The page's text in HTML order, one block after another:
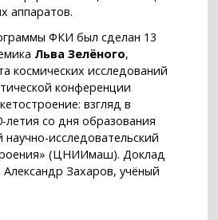
аппаратов.
ФКИ был сделан 13
Льва Зелёного,
космических исследований
конференции
взгляд в
летия со дня образования
исследовательский
(ЦНИИмаш). Доклад
Захаров, учёный